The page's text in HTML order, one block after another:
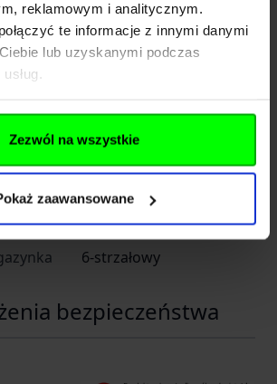
reklamowym i analitycznym.
te informacje z innymi danymi
lub uzyskanymi podczas
Zezwól na wszystkie
zaawansowane
7" - 8"
.44
stalowy zamknięty
1:18
6-strzałowy
bezpieczeństwa